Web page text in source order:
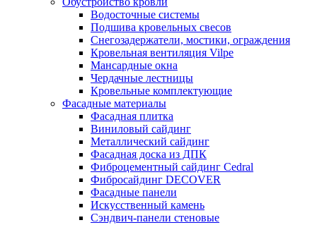
Водосточные системы
Подшива кровельных свесов
Снегозадержатели, мостики, ограждения
Кровельная вентиляция Vilpe
Мансардные окна
Чердачные лестницы
Кровельные комплектующие
Фасадные материалы
Фасадная плитка
Виниловый сайдинг
Металлический сайдинг
Фасадная доска из ДПК
Фиброцементный сайдинг Cedral
Фибросайдинг DECOVER
Фасадные панели
Искусственный камень
Сэндвич-панели стеновые